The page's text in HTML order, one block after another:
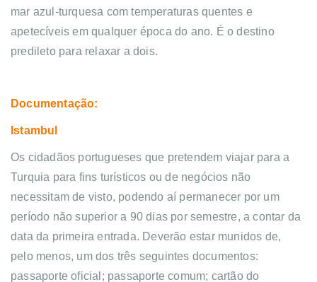
mar azul-turquesa com temperaturas quentes e
apetecíveis em qualquer época do ano. É o destino
predileto para relaxar a dois.
Documentação:
Istambul
Os cidadãos portugueses que pretendem viajar para a
Turquia para fins turísticos ou de negócios não
necessitam de visto, podendo aí permanecer por um
período não superior a 90 dias por semestre, a contar da
data da primeira entrada. Deverão estar munidos de,
pelo menos, um dos três seguintes documentos:
passaporte oficial; passaporte comum; cartão do